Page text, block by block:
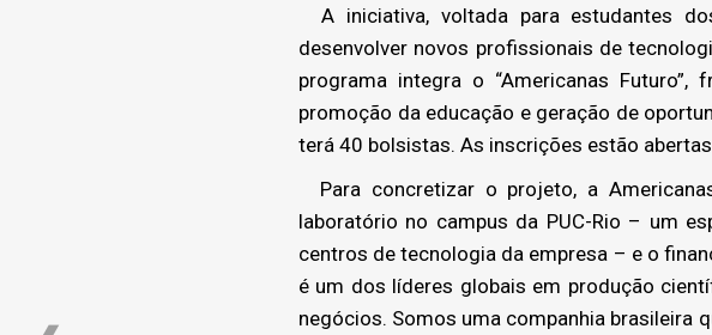
A iniciativa, voltada para estudantes
desenvolver novos profissionais de
programa integra o “Americanas
promoção da educação e geração de
terá 40 bolsistas. As inscrições estão
Para concretizar o projeto, a
laboratório no campus da PUC-Rio – um
centros de tecnologia da empresa – e o
é um dos líderes globais em produção
negócios. Somos uma companhia brasileira